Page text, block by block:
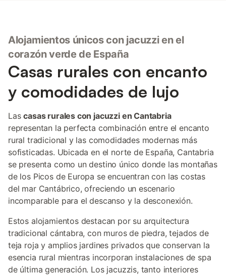
Alojamientos únicos con jacuzzi en el
corazón verde de España
Casas rurales con encanto
y comodidades de lujo
Lascasas rurales con jacuzzi en Cantabria
representan la perfecta combinación entre el encanto
rural tradicional y las comodidades modernas más
sofisticadas. Ubicada en el norte de España, Cantabria
se presenta como un destino único donde las montañas
de los Picos de Europa se encuentran con las costas
del mar Cantábrico, ofreciendo un escenario
incomparable para el descanso y la desconexión.
Estos alojamientos destacan por su arquitectura
tradicional cántabra, con muros de piedra, tejados de
teja roja y amplios jardines privados que conservan la
esencia rural mientras incorporan instalaciones de spa
de última generación. Los jacuzzis, tanto interiores